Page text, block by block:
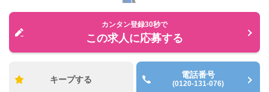
カンタン登録30秒で
この求人に応募する
キープする 電話番号
(0120-131-076)